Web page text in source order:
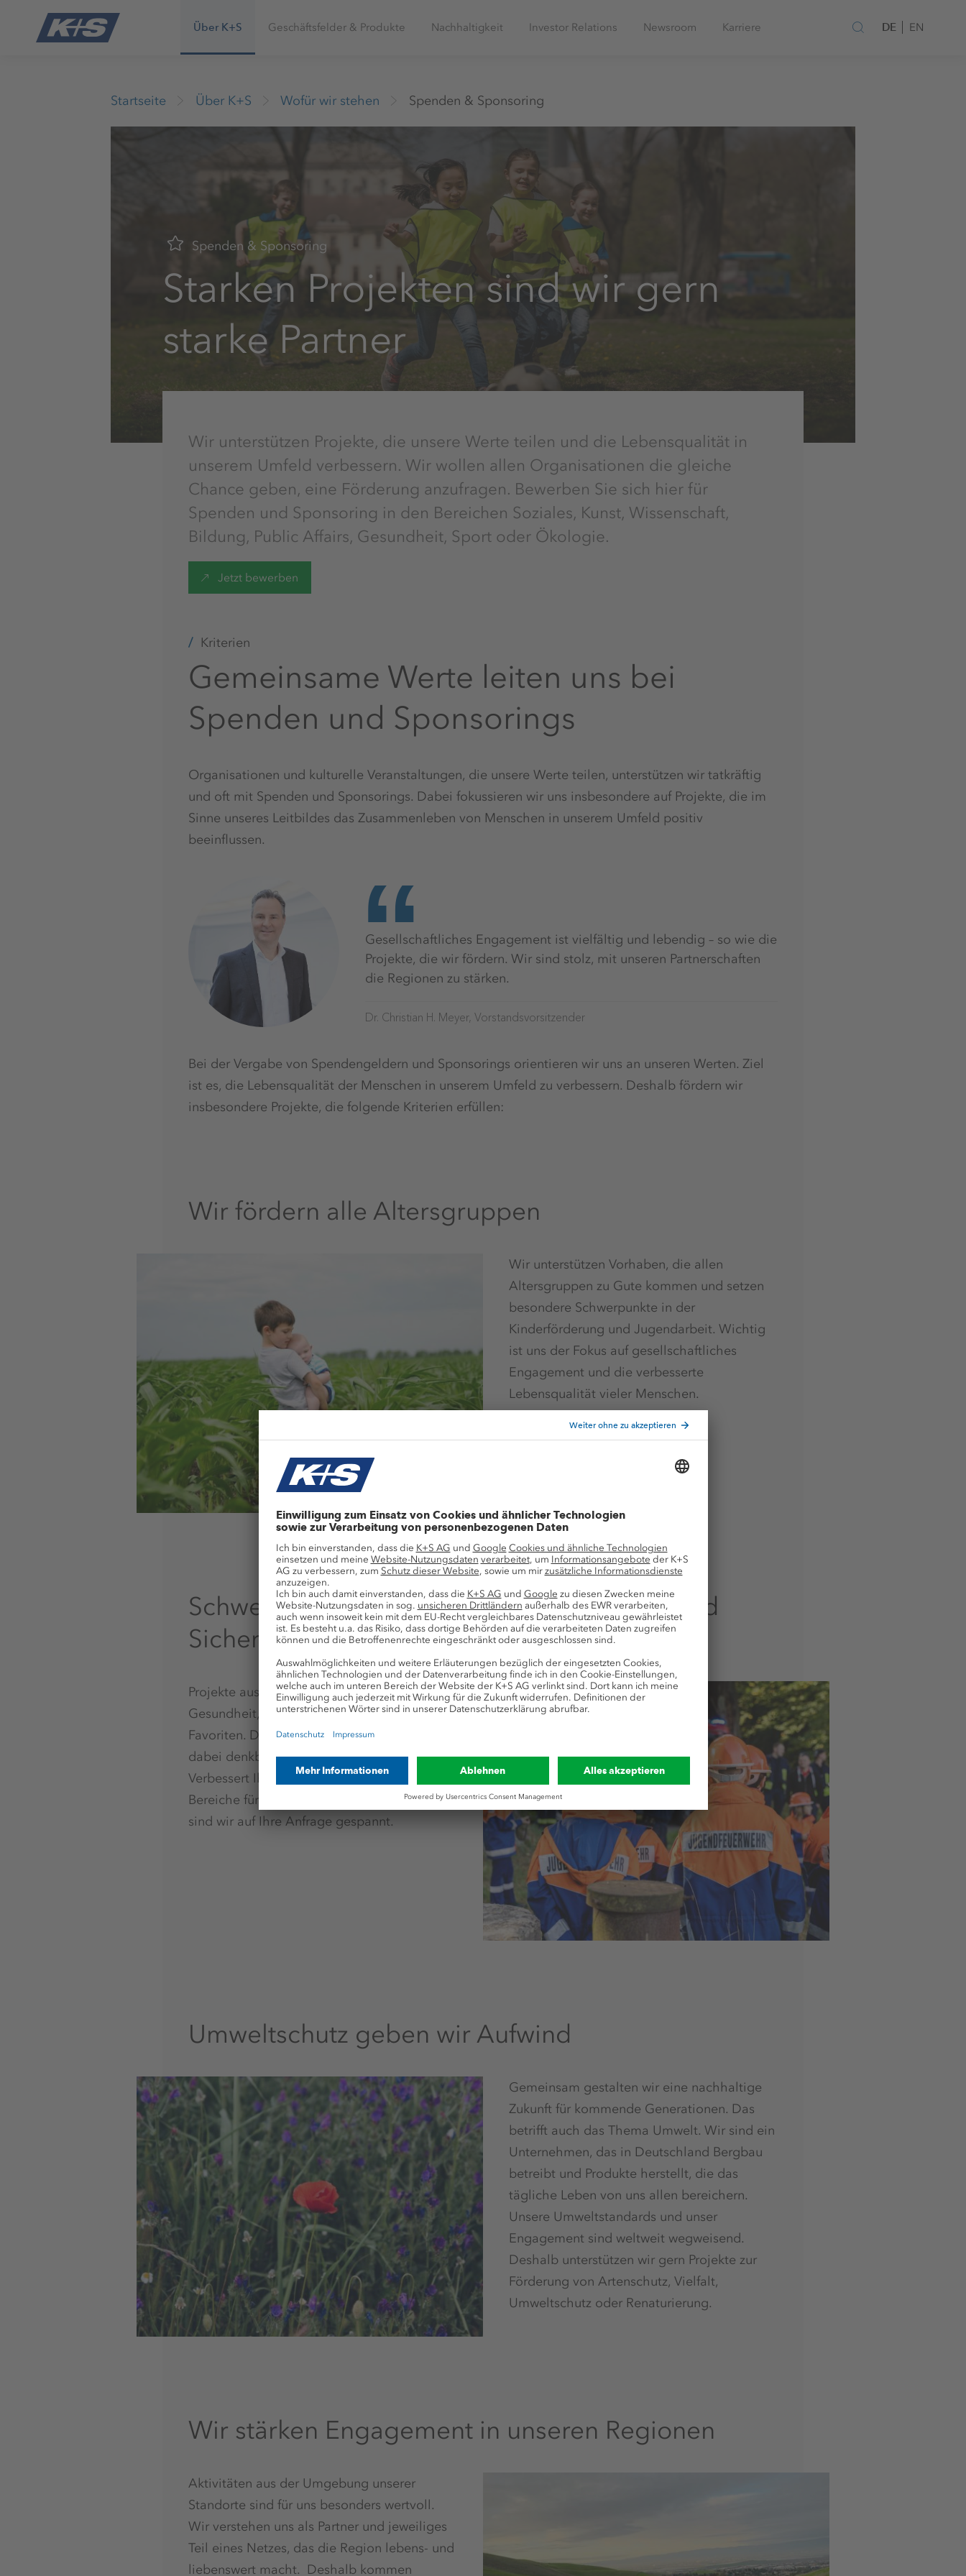
Über K+S Geschäftsfelder & Produkte Nachhaltigkeit Investor Relations Newsroom Karriere DE EN
Startseite Über K+S Wofür wir stehen Spenden & Sponsoring
Spenden & Sponsoring
Starken Projekten sind wir gern
starke Partner
Wir unterstützen Projekte, die unsere Werte teilen und die Lebensqualität in
unserem Umfeld verbessern. Wir wollen allen Organisationen die gleiche
Chance geben, eine Förderung anzufragen. Bewerben Sie sich hier für
Spenden und Sponsoring in den Bereichen Soziales, Kunst, Wissenschaft,
Bildung, Public Affairs, Gesundheit, Sport oder Ökologie.
Jetzt bewerben
Kriterien
Gemeinsame Werte leiten uns bei
Spenden und Sponsorings
Organisationen und kulturelle Veranstaltungen, die unsere Werte teilen, unterstützen wir tatkräftig
und oft mit Spenden und Sponsorings. Dabei fokussieren wir uns insbesondere auf Projekte, die im
Sinne unseres Leitbildes das Zusammenleben von Menschen in unserem Umfeld positiv
beeinflussen.
Gesellschaftliches Engagement ist vielfältig und lebendig – so wie die
Projekte, die wir fördern. Wir sind stolz, mit unseren Partnerschaften
die Regionen zu stärken.
Dr. Christian H. Meyer, Vorstandsvorsitzender
Bei der Vergabe von Spendengeldern und Sponsorings orientieren wir uns an unseren Werten. Ziel
ist es, die Lebensqualität der Menschen in unserem Umfeld zu verbessern. Deshalb fördern wir
insbesondere Projekte, die folgende Kriterien erfüllen:
Wir fördern alle Altersgruppen
Wir unterstützen Vorhaben, die allen
Altersgruppen zu Gute kommen und setzen
besondere Schwerpunkte in der
Kinderförderung und Jugendarbeit. Wichtig
ist uns der Fokus auf gesellschaftliches
Engagement und die verbesserte
Lebensqualität vieler Menschen.
Schwerpunkte bei Ernährung, Gesundheit und
Sicherheit
Projekte aus den Bereichen Ernährung,
Gesundheit, Sport und Sicherheit sind unsere
Favoriten. Die Arten der Aktivitäten können
dabei denkbar unterschiedlich sein.
Verbessert Ihr Vorhaben einen dieser
Bereiche für viele Menschen in der Region,
sind wir auf Ihre Anfrage gespannt.
Umweltschutz geben wir Aufwind
Gemeinsam gestalten wir eine nachhaltige
Zukunft für kommende Generationen. Das
betrifft auch das Thema Umwelt. Wir sind ein
Unternehmen, das in Deutschland Bergbau
betreibt und Produkte herstellt, die das
tägliche Leben von uns allen bereichern.
Unsere Umweltstandards und unser
Engagement sind weltweit wegweisend.
Deshalb unterstützen wir gern Projekte zur
Förderung von Artenschutz, Vielfalt,
Umweltschutz oder Renaturierung.
Wir stärken Engagement in unseren Regionen
Aktivitäten aus der Umgebung unserer
Standorte sind für uns besonders wertvoll.
Wir verstehen uns als Partner und jeweiliges
Teil eines Netzes, das die Region lebens- und
liebenswert macht. Deshalb kommen